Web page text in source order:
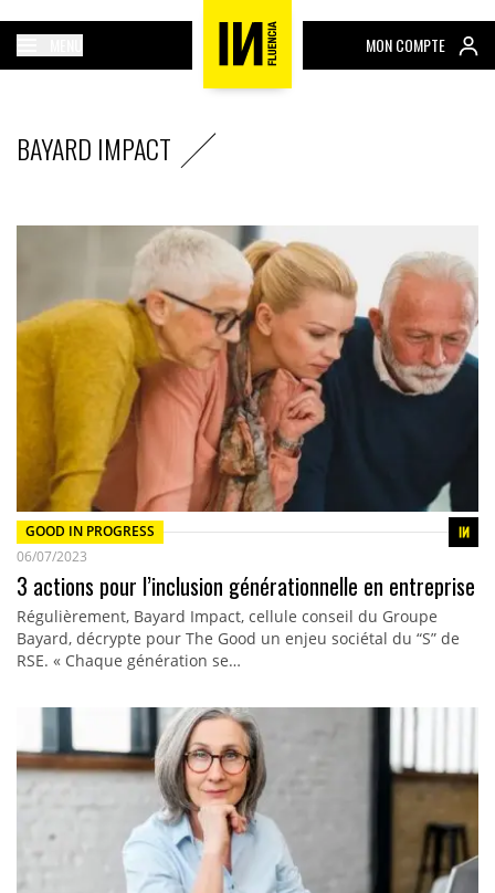
MON COMPTE
BAYARD IMPACT
GOOD IN PROGRESS
06/07/2023
3 actions pour l’inclusion générationnelle en entreprise
Régulièrement, Bayard Impact, cellule conseil du Groupe
Bayard, décrypte pour The Good un enjeu sociétal du “S” de
RSE. « Chaque génération se…